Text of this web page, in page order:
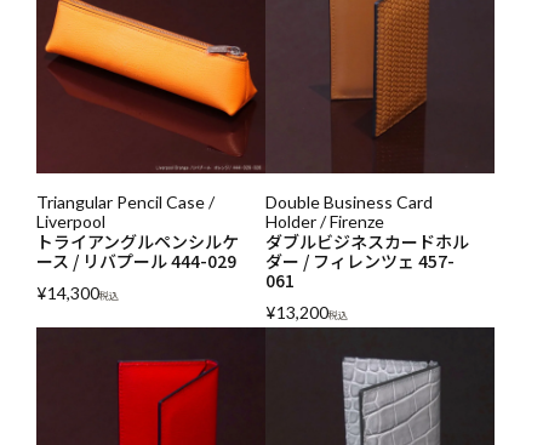
Triangular Pencil Case /
Liverpool
トライアングルペンシルケ
ース / リバプール 444-029
¥14,300税込
Double Business Card
Holder / Firenze
ダブルビジネスカードホル
ダー / フィレンツェ 457-
061
¥13,200税込